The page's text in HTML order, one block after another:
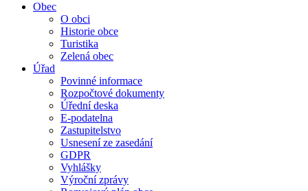
Obec
O obci
Historie obce
Turistika
Zelená obec
Úřad
Povinné informace
Rozpočtové dokumenty
Úřední deska
E-podatelna
Zastupitelstvo
Usnesení ze zasedání
GDPR
Vyhlášky
Výroční zprávy